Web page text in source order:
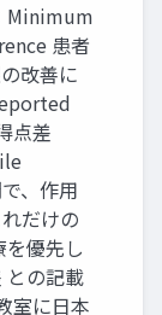
Minimum
患者
改善に
点差
、作用
だけの
優先し
との記載
室に日本